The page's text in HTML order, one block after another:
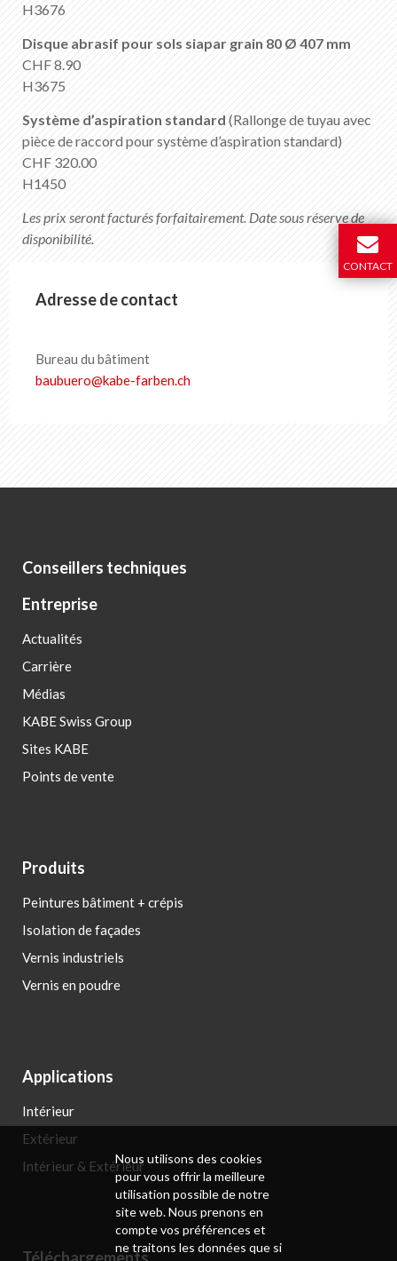
H3676
Disque abrasif pour sols siapar grain 80 Ø 407 mm
CHF 8.90
H3675
Système d’aspiration standard (Rallonge de tuyau avec
pièce de raccord pour système d’aspiration standard)
CHF 320.00
H1450
Les prix seront facturés forfaitairement. Date sous réserve de
disponibilité.
Adresse de contact
Bureau du bâtiment
baubuero@kabe-farben.ch
Conseillers techniques
Entreprise
Actualités
Carrière
Médias
KABE Swiss Group
Sites KABE
Points de vente
Produits
Peintures bâtiment + crépis
Isolation de façades
Vernis industriels
Vernis en poudre
Applications
Intérieur
Extérieur
Intérieur & Extérieur
CONTACT
Nous utilisons des cookies
pour vous offrir la meilleure
utilisation possible de notre
site web. Nous prenons en
compte vos préférences et
ne traitons les données que si